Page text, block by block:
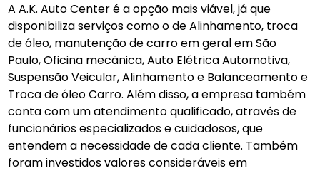
A A.K. Auto Center é a opção mais viável, já que
disponibiliza serviços como o de Alinhamento, troca
de óleo, manutenção de carro em geral em São
Paulo, Oficina mecânica, Auto Elétrica Automotiva,
Suspensão Veicular, Alinhamento e Balanceamento e
Troca de óleo Carro. Além disso, a empresa também
conta com um atendimento qualificado, através de
funcionários especializados e cuidadosos, que
entendem a necessidade de cada cliente. Também
foram investidos valores consideráveis em